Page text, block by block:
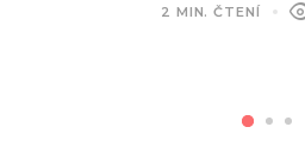
2 MIN. ČTENÍ